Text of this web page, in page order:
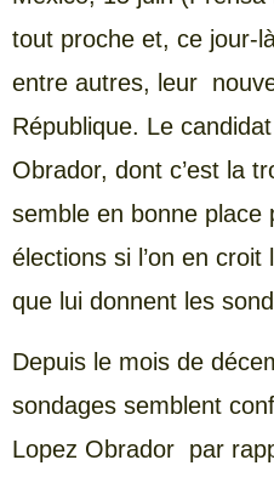
tout proche et, ce jour-
entre autres, leur
République. Le
Obrador, dont c’est la
semble en bonne place
élections si l’on en
que lui donnent les
Depuis le mois de
sondages semblent
Lopez Obrador par